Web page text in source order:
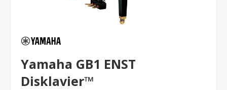
Yamaha GB1 ENST
Disklavier™